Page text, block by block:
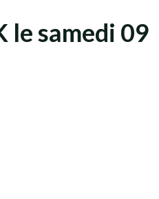
le samedi 09